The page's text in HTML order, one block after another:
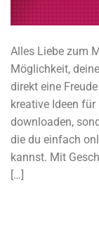
Alles Liebe zum
Möglichkeit,
direkt eine
kreative Ideen
downloaden,
die du einfach
kannst. Mit
[…]